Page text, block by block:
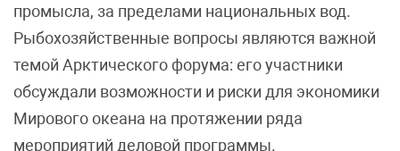
промысла, за пределами национальных вод.
Рыбохозяйственные вопросы являются важной
темой Арктического форума: его участники
обсуждали возможности и риски для экономики
Мирового океана на протяжении ряда
мероприятий деловой программы.